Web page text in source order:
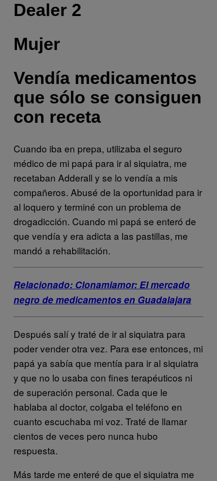
Dealer 2
Mujer
Vendía medicamentos
que sólo se consiguen
con receta
Cuando iba en prepa, utilizaba el seguro
médico de mi papá para ir al siquiatra, me
recetaban Adderall y se lo vendía a mis
compañeros. Abusé de la oportunidad para ir
al loquero y terminé con un problema de
drogadicción. Cuando mi papá se enteró de
que vendía y era adicta a las pastillas, me
mandó a rehabilitación.
Relacionado: Clonamiamor: El mercado
negro de medicamentos en Guadalajara
Después salí y traté de ir al siquiatra para
poder vender otra vez. Para ese entonces, mi
papá ya sabía que mentía para ir al siquiatra
y que no lo usaba con fines terapéuticos ni
de superación personal. Cada que le
hablaba al doctor, colgaba el teléfono en
cuanto escuchaba mi voz. Traté de llamar
cientos de veces pero nunca hubo
respuesta.
Más tarde me enteré de que el siquiatra me